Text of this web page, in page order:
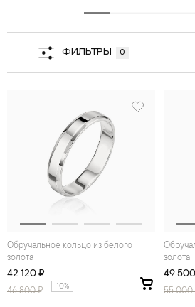
ФИЛЬТРЫ 0
Обручальное кольцо из белого
золота
42 120 ₽
46 800₽ 10%
Обручальное кольцо из белого
золота
49
55 000